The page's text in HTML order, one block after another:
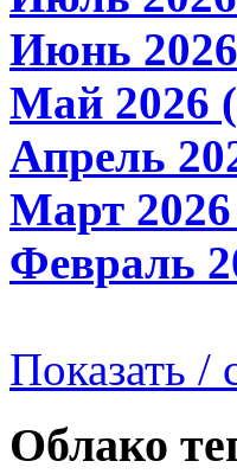
Июнь
Май 2026
Апрель
Март
Февраль
Показать /
Облако